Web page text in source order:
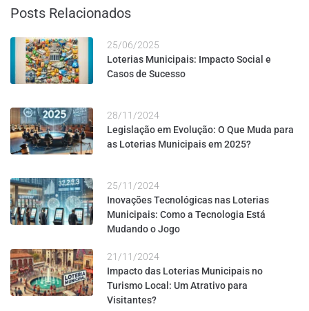
Posts Relacionados
25/06/2025
Loterias Municipais: Impacto Social e
Casos de Sucesso
28/11/2024
Legislação em Evolução: O Que Muda para
as Loterias Municipais em 2025?
25/11/2024
Inovações Tecnológicas nas Loterias
Municipais: Como a Tecnologia Está
Mudando o Jogo
21/11/2024
Impacto das Loterias Municipais no
Turismo Local: Um Atrativo para
Visitantes?